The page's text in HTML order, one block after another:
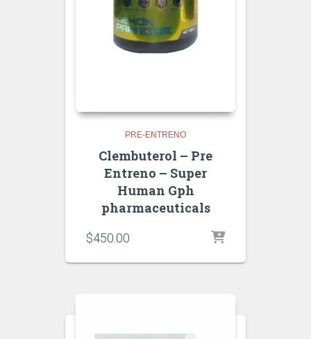
PRE-ENTRENO
Clembuterol – Pre
Entreno – Super
Human Gph
pharmaceuticals
$450.00